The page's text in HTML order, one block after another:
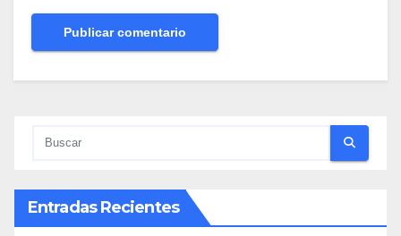
Entradas Recientes